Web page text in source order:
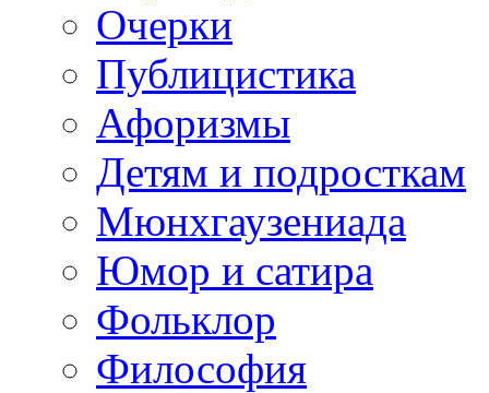
Очерки
Публицистика
Афоризмы
Детям и подросткам
Мюнхгаузениада
Юмор и сатира
Фольклор
Философия